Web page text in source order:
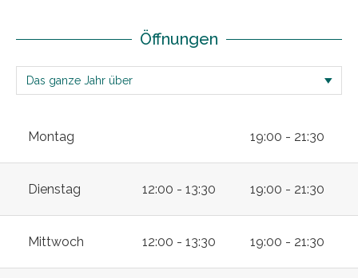
Öffnungen
Montag 19:00 - 21:30
Dienstag 12:00 - 13:30 19:00 - 21:30
Mittwoch 12:00 - 13:30 19:00 - 21:30